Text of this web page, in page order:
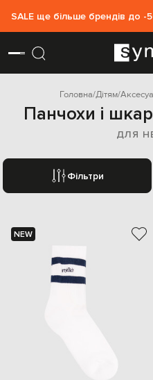
SALE ще більше брендів до -
Головна Дітям
Панчохи і
ДЛЯ
Фільтри
NEW